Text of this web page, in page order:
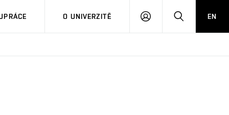
O UNIVERZITĚ
PŘIHLÁSIT HLEDATEN